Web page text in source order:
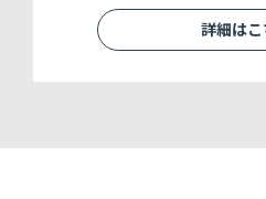
詳細はこ